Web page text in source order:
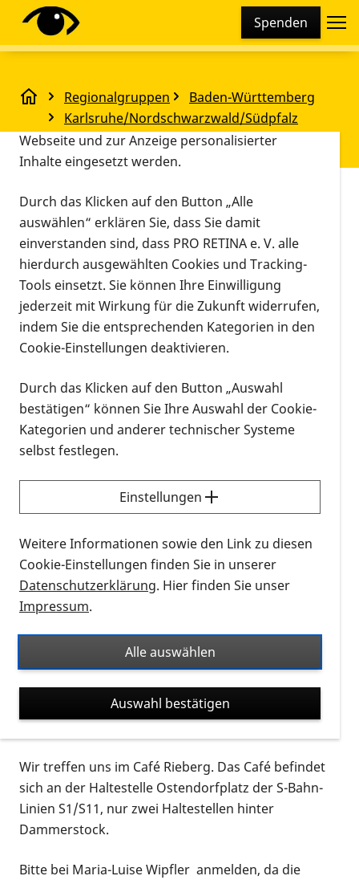
Spenden
Regionalgruppen
Baden-Württemberg
Karlsruhe/Nordschwarzwald/Südpfalz
Junges Forum Karlsruhe 2025
Junges Forum Karlsruhe 2025
Vorlesen
Informationen zum Termin
Alle Daten des Termins
25.01.2025, 15:00 Uhr–17:00 Uhr
22.02.2025, 15:00 Uhr–17:00 Uhr
29.03.2025, 15:00 Uhr–17:00 Uhr
26.04.2025, 15:00 Uhr –17:00 Uhr
31.05.2025, 15:00 Uhr–17:00 Uhr
26.07.2025, 15:00 Uhr–17:00 Uhr
27.09.2025, 15:00 Uhr –17:00 Uhr
25.10.2025, 15:00 Uhr–17:00 Uhr Karlsruhe
Monatliches Treffen des Jungen Forum Karlsruhe.
Neue Interessierte sind immer willkommen.
Wir treffen uns im Café Rieberg. Das Café befindet
sich an der Haltestelle Ostendorfplatz der S-Bahn-
Linien S1/S11, nur zwei Haltestellen hinter
Dammerstock.
Bitte bei Maria-Luise Wipfler anmelden, da die
Diese Webseite setzt verschiedene Cookies und
Tracking-Tools ein. Dies beinhaltet Cookies und
technisch notwendig sind, die zu statistischen
Zwecken sowie zur besseren Bedienbarkeit der
Webseite und zur Anzeige personalisierter
Inhalte eingesetzt werden.
Durch das Klicken auf den Button „Alle
auswählen“ erklären Sie, dass Sie damit
einverstanden sind, dass PRO RETINA e. V. alle
hierdurch ausgewählten Cookies und Tracking-
Tools einsetzt. Sie können Ihre Einwilligung
jederzeit mit Wirkung für die Zukunft widerrufen,
indem Sie die entsprechenden Kategorien in den
Cookie-Einstellungen deaktivieren.
Durch das Klicken auf den Button „Auswahl
bestätigen“ können Sie Ihre Auswahl der Cookie-
Kategorien und anderer technischer Systeme
selbst festlegen.
Einstellungen
Weitere Informationen sowie den Link zu diesen
Cookie-Einstellungen finden Sie in unserer
Datenschutzerklärung. Hier finden Sie unser
Impressum.
Alle auswählen
Auswahl bestätigen